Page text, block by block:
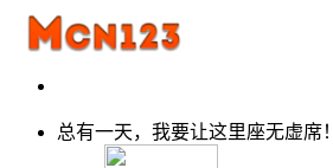
总有一天，我要让这里座无虚席！